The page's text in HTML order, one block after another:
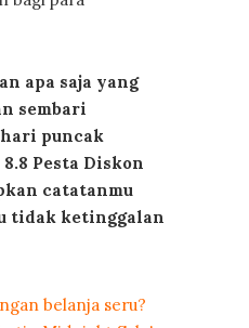
apa saja yang
sembari
puncak
Pesta Diskon
catatanmu
tidak ketinggalan
belanja seru?